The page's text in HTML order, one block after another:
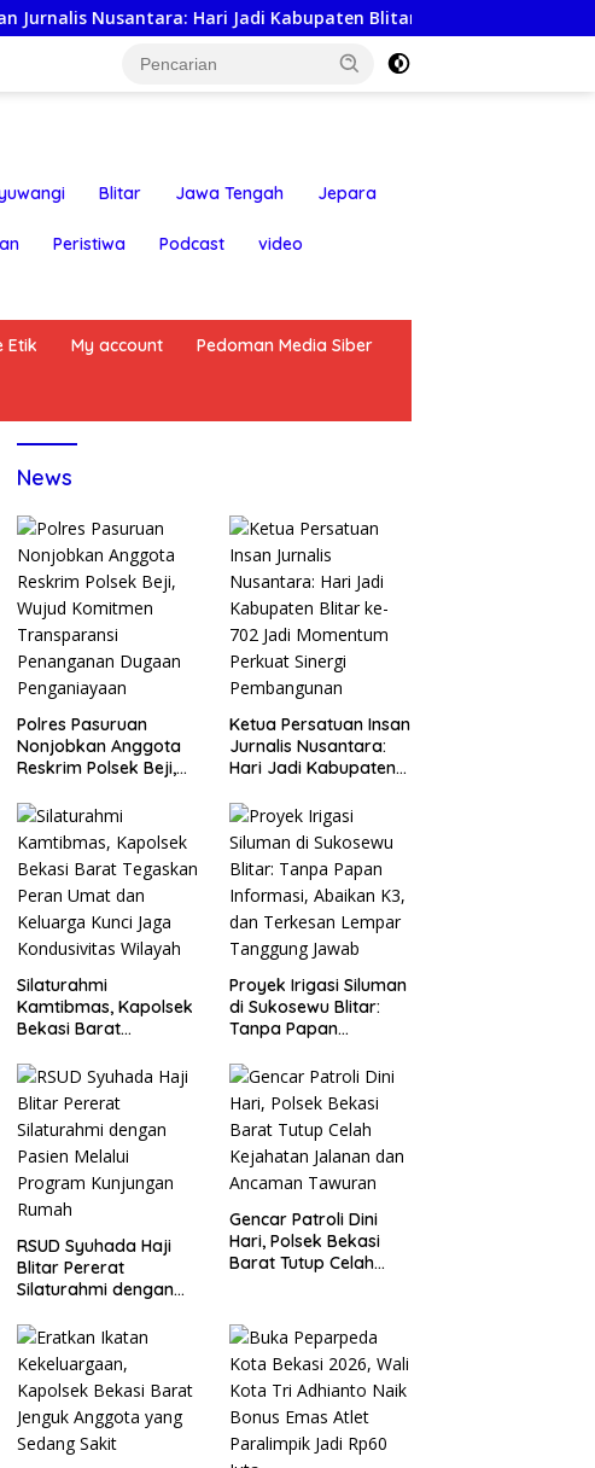
Hari Jadi Kabupaten Blitar ke-702 Jadi Momentum Perkuat
Blitar Jawa Tengah Jepara
Peristiwa Podcast video
Etik My account Pedoman Media Siber
News
Polres Pasuruan
Nonjobkan Anggota
Reskrim Polsek Beji,
Transparansi
Penanganan Dugaan
Penganiayaan
Ketua Persatuan Insan
Jurnalis Nusantara:
Hari Jadi Kabupaten
Momentum Perkuat
Sinergi Pembangunan
Silaturahmi
Kamtibmas, Kapolsek
Bekasi Barat
dan Keluarga Kunci
Jaga Kondusivitas
Wilayah
Proyek Irigasi Siluman
di Sukosewu Blitar:
Tanpa Papan
dan Terkesan Lempar
Tanggung Jawab
RSUD Syuhada Haji
Blitar Pererat
Silaturahmi dengan
Program Kunjungan
Rumah
Gencar Patroli Dini
Hari, Polsek Bekasi
Barat Tutup Celah
Tawuran